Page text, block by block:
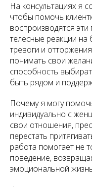
На консультациях я
чтобы помочь
воспроизводятся
телесные реакции на
тревоги и
понимать свои
способность
быть рядом и
Почему я могу
индивидуально с
свои отношения,
перестать
работа помогает не
поведение,
эмоциональной